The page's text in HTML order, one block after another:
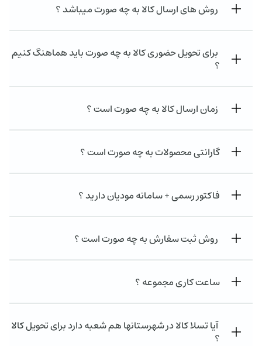
روش های ارسال کالا به چه صورت میباشد ؟
برای تحویل حضوری کالا به چه صورت باید هماهنگ کنیم
؟
زمان ارسال کالا به چه صورت است ؟
گارانتی محصولات به چه صورت است ؟
فاکتور رسمی + سامانه مودیان دارید ؟
روش ثبت سفارش به چه صورت است ؟
ساعت کاری مجموعه ؟
آیا تسلا کالا در شهرستانها هم شعبه دارد برای تحویل کالا
؟